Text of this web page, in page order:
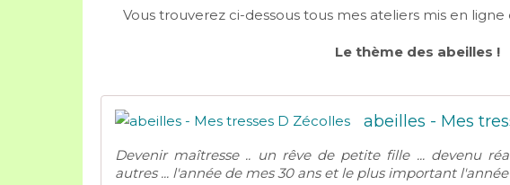
Vous trouverez ci-dessous tous mes ateliers mis en
Le thème des abeilles !
abeilles - Mes
Devenir maîtresse .. un rêve de petite fille ... devenu
autres ... l'année de mes 30 ans et le plus important l'année